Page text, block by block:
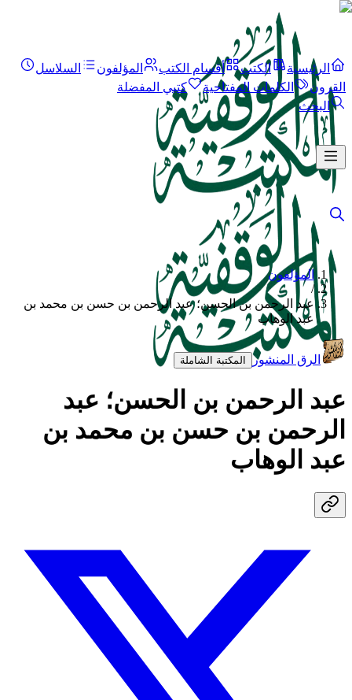
الرئيسية الكتب أقسام الكتب المؤلفون
السلاسل
القرون
الكلمات المفتاحية
كتبي المفضلة
البحث
المؤلفون
/
عبد الرحمن بن الحسن؛ عبد الرحمن بن حسن بن محمد بن
عبد الوهاب
الرق المنشور المكتبة الشاملة
عبد الرحمن بن الحسن؛ عبد
الرحمن بن حسن بن محمد بن
عبد الوهاب